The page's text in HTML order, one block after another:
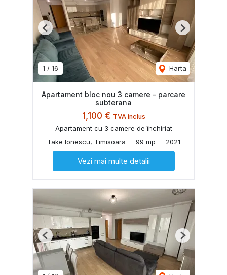
1 / 16 Harta
Previous Next
Apartament bloc nou 3 camere - parcare
subterana
1,100 € TVA inclus
Apartament cu 3 camere de închiriat
Take Ionescu, Timisoara
99 mp 2021
Vezi mai multe detalii
Previous Next